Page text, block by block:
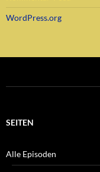
WordPress.org
SEITEN
Alle Episoden